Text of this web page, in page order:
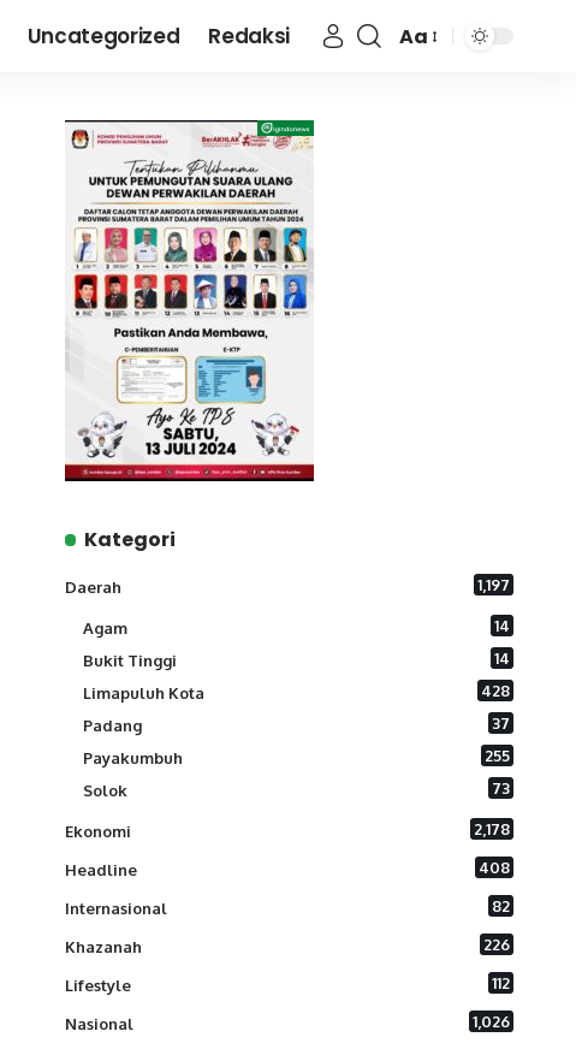
Uncategorized Redaksi
Font
Aa
Kategori
Daerah 1,197
Agam
14
Bukit Tinggi
14
Limapuluh Kota
428
Padang
37
Payakumbuh
255
Solok
73
Ekonomi 2,178
Headline 408
Internasional 82
Khazanah 226
Lifestyle 112
Nasional 1,026